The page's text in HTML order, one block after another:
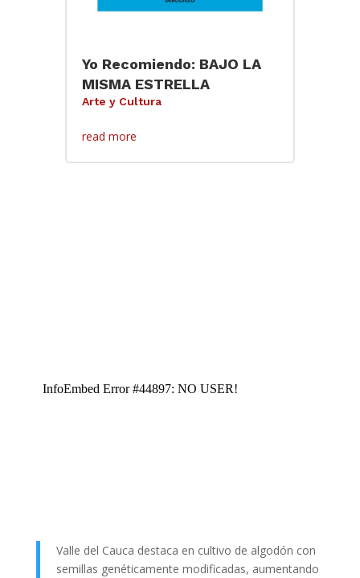
Yo Recomiendo: BAJO LA
MISMA ESTRELLA
Arte y Cultura
read more
Valle del Cauca destaca en cultivo de algodón con
semillas genéticamente modificadas, aumentando